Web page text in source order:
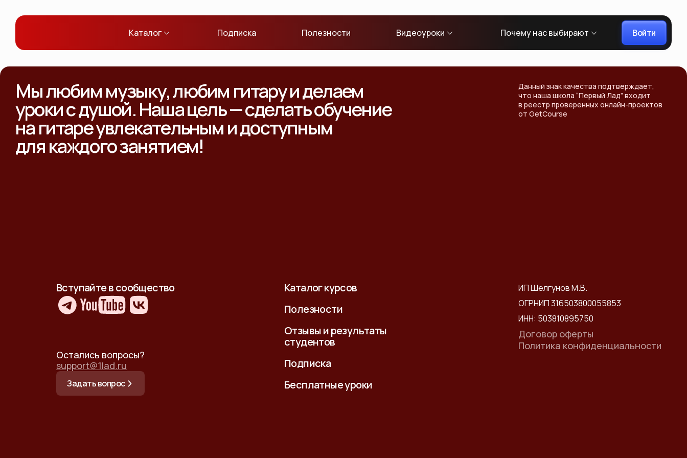
Каталог Подписка Полезности Видеоуроки Почему нас выбирают Войти
Мы любим музыку, любим гитару и делаем
уроки с душой. Наша цель — сделать обучение
на гитаре увлекательным и доступным
для каждого занятием!
Данный знак качества подтверждает,
что наша школа “Первый Лад” входит
в реестр проверенных онлайн-проектов
от GetCourse
Вступайте в сообщество
Остались вопросы?
support@1lad.ru
Задать вопрос
Каталог курсов
Полезности
Отзывы и результаты
студентов
Подписка
Бесплатные уроки
ИП Шелгунов М.В.
ОГРНИП 316503800055853
ИНН: 503810895750
Договор оферты
Политика конфиденциальности